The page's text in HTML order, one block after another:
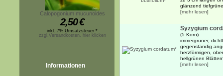
Calopogonium mucunoides
2,50€
inkl. 7% Umsatzsteuer *
zzgl.Versandkosten, hier klicken
Informationen
glänzend
[mehr lesen]
Syzygium
(5 Korn)
immergrüner,
gegenständig
herzförmigen,
hellgrünen
[mehr lesen]